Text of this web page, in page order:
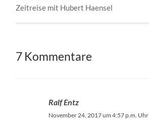
Zeitreise mit Hubert Haensel
7 Kommentare
Ralf Entz
November 24, 2017 um 4:57 p.m. Uhr